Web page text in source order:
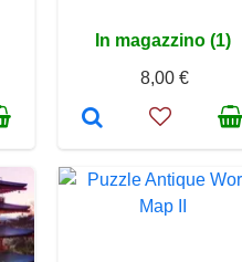
In magazzino (1)
8,00 €